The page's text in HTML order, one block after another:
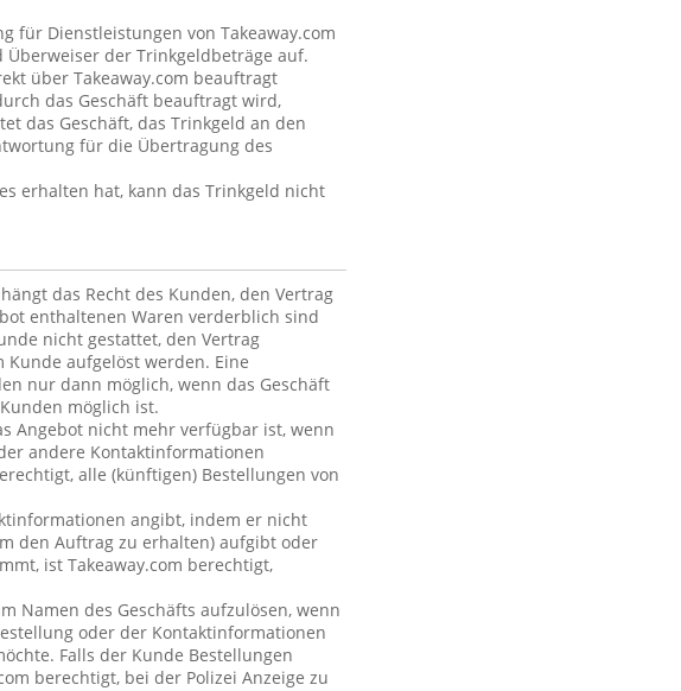
für Dienstleistungen von Takeaway.com
der Trinkgeldbeträge auf.
über Takeaway.com beauftragt
das Geschäft beauftragt wird,
das Geschäft, das Trinkgeld an den
für die Übertragung des
erhalten hat, kann das Trinkgeld nicht
das Recht des Kunden, den Vertrag
enthaltenen Waren verderblich sind
nicht gestattet, den Vertrag
Kunde aufgelöst werden. Eine
nur dann möglich, wenn das Geschäft
möglich ist.
Angebot nicht mehr verfügbar ist, wenn
andere Kontaktinformationen
alle (künftigen) Bestellungen von
angibt, indem er nicht
den Auftrag zu erhalten) aufgibt oder
ist Takeaway.com berechtigt,
Namen des Geschäfts aufzulösen, wenn
oder der Kontaktinformationen
Falls der Kunde Bestellungen
berechtigt, bei der Polizei Anzeige zu